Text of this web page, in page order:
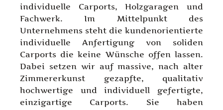
individuelle Carports, Holzgaragen und
Fachwerk. Im Mittelpunkt des
Unternehmens steht die kundenorientierte
individuelle Anfertigung von soliden
Carports die keine Wünsche offen lassen.
Dabei setzen wir auf massive, nach alter
Zimmererkunst gezapfte, qualitativ
hochwertige und individuell gefertigte,
einzigartige Carports. Sie haben